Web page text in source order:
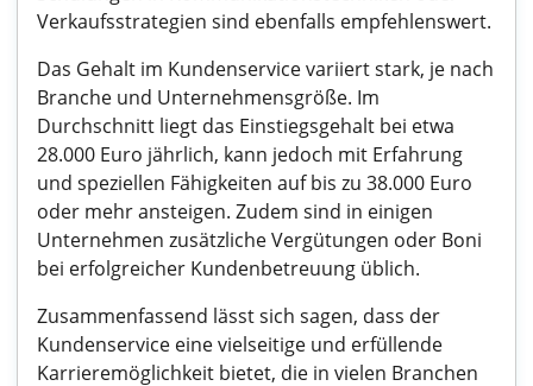
Verkaufsstrategien sind ebenfalls empfehlenswert.
Das Gehalt im Kundenservice variiert stark, je nach
Branche und Unternehmensgröße. Im
Durchschnitt liegt das Einstiegsgehalt bei etwa
28.000 Euro jährlich, kann jedoch mit Erfahrung
und speziellen Fähigkeiten auf bis zu 38.000 Euro
oder mehr ansteigen. Zudem sind in einigen
Unternehmen zusätzliche Vergütungen oder Boni
bei erfolgreicher Kundenbetreuung üblich.
Zusammenfassend lässt sich sagen, dass der
Kundenservice eine vielseitige und erfüllende
Karrieremöglichkeit bietet, die in vielen Branchen